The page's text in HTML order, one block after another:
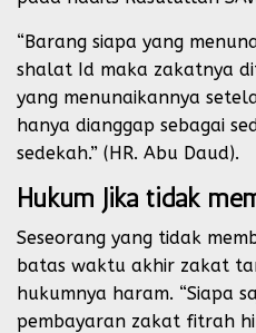
“Barang siapa yang
shalat Id maka zakatnya
yang menunaikannya
hanya dianggap sebagai
sedekah.” (HR. Abu Daud).
Hukum Jika tidak
Seseorang yang tidak
batas waktu akhir zakat
hukumnya haram. “Siapa
pembayaran zakat fitrah